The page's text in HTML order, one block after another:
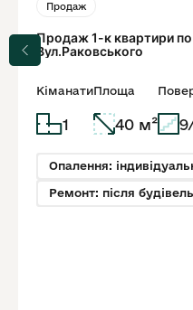
Продаж
Продаж 1-к квартири по
Вул.Раковського
Кіманати
1
Площа
40 м²
Опалення:
Ремонт: після